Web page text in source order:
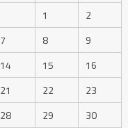
1
2
7 8
9
14 15
16
21 22
23
28 29 30